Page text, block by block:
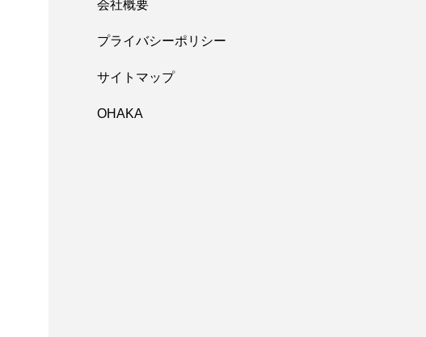
会社概要
プライバシーポリシー
サイトマップ
OHAKA